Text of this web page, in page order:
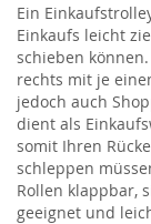
Ein
Einkaufs leicht
schieben
rechts mit je
jedoch auch
dient als
somit Ihren
schleppen
Rollen klappbar,
geeignet und